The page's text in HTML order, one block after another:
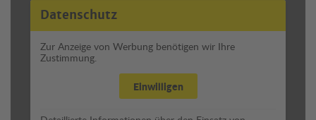
Datenschutz
Zur Anzeige von Werbung benötigen wir Ihre
Zustimmung.
Einwilligen